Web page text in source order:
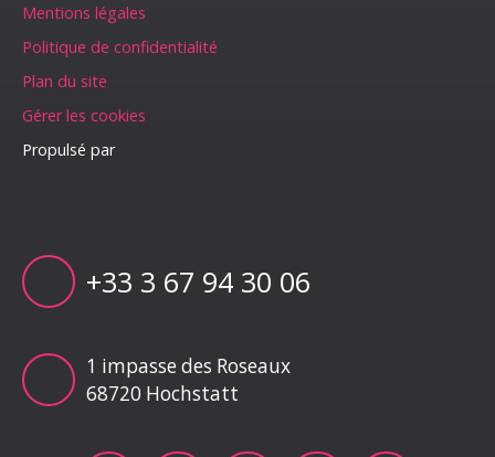
Mentions légales
Politique de confidentialité
Plan du site
Gérer les cookies
Propulsé par
+33 3 67 94 30 06
1 impasse des Roseaux
68720 Hochstatt